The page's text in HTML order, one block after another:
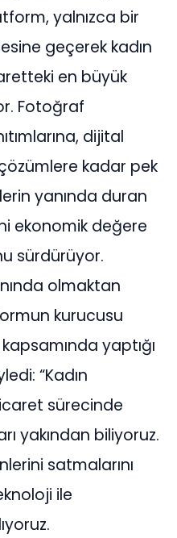
yalnızca bir
geçerek kadın
en büyük
Fotoğraf
dijital
kadar pek
yanında duran
ekonomik değere
sürdürüyor.
olmaktan
kurucusu
yaptığı
“Kadın
sürecinde
yakından biliyoruz.
satmalarını
ile